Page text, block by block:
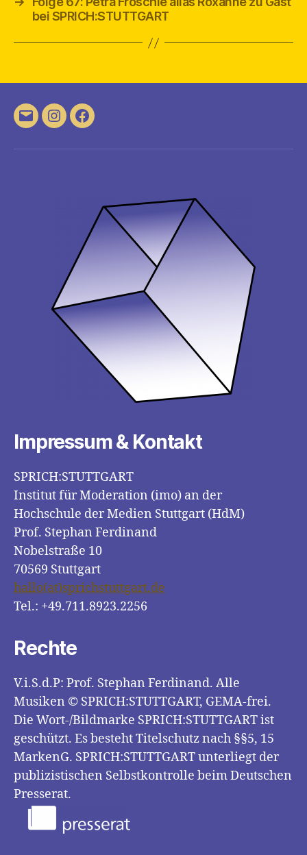
bei SPRICH:STUTTGART
E-
InstagramFacebook
Impressum & Kontakt
SPRICH:STUTTGART
Institut für Moderation (imo) an der
Hochschule der Medien Stuttgart (HdM)
Prof. Stephan Ferdinand
Nobelstraße 10
70569 Stuttgart
hallo(at)sprichstuttgart.de
Tel.: +49.711.8923.2256
Rechte
V.i.S.d.P: Prof. Stephan Ferdinand. Alle
Musiken © SPRICH:STUTTGART, GEMA-frei.
Die Wort-/Bildmarke SPRICH:STUTTGART ist
geschützt. Es besteht Titelschutz nach §§5, 15
MarkenG. SPRICH:STUTTGART unterliegt der
publizistischen Selbstkontrolle beim Deutschen
Presserat.